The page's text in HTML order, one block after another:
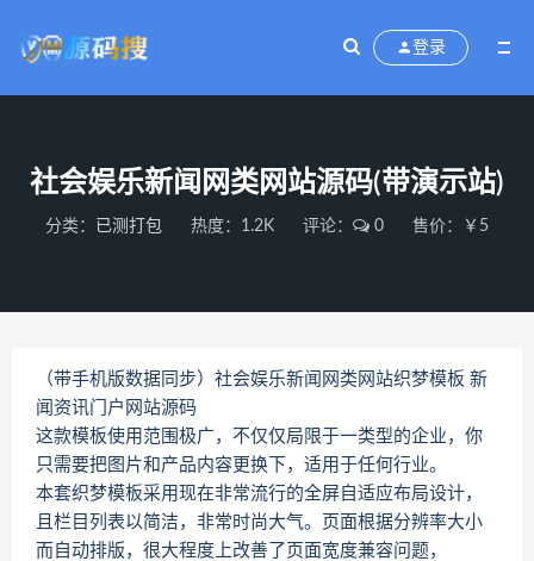
登录
社会娱乐新闻网类网站源码(带演示站)
分类： 已测打包 热度：1.2K 评论： 0 售价：￥5
（带手机版数据同步）社会娱乐新闻网类网站织梦模板 新
闻资讯门户网站源码
这款模板使用范围极广，不仅仅局限于一类型的企业，你
只需要把图片和产品内容更换下，适用于任何行业。
本套织梦模板采用现在非常流行的全屏自适应布局设计，
且栏目列表以简洁，非常时尚大气。页面根据分辨率大小
而自动排版，很大程度上改善了页面宽度兼容问题，